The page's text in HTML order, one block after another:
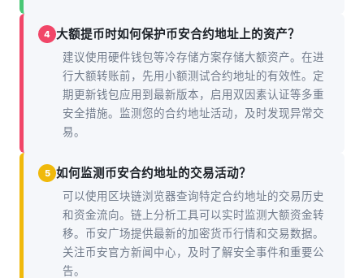
4 大额提币时如何保护币安合约地址上的资产？
建议使用硬件钱包等冷存储方案存储大额资产。在进
行大额转账前，先用小额测试合约地址的有效性。定
期更新钱包应用到最新版本，启用双因素认证等多重
安全措施。监测您的合约地址活动，及时发现异常交
易。
5 如何监测币安合约地址的交易活动？
可以使用区块链浏览器查询特定合约地址的交易历史
和资金流向。链上分析工具可以实时监测大额资金转
移。币安广场提供最新的加密货币行情和交易数据。
关注币安官方新闻中心，及时了解安全事件和重要公
告。